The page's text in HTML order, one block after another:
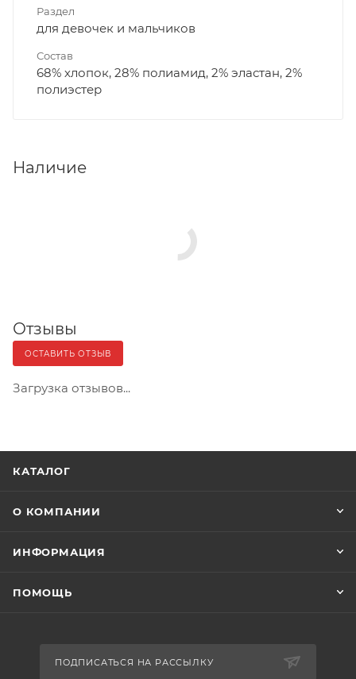
Раздел
для девочек и мальчиков
Состав
68% хлопок, 28% полиамид, 2% эластан, 2%
полиэстер
Наличие
Отзывы
ОСТАВИТЬ ОТЗЫВ
Загрузка отзывов...
КАТАЛОГ
О КОМПАНИИ
ИНФОРМАЦИЯ
ПОМОЩЬ
ПОДПИСАТЬСЯ НА РАССЫЛКУ